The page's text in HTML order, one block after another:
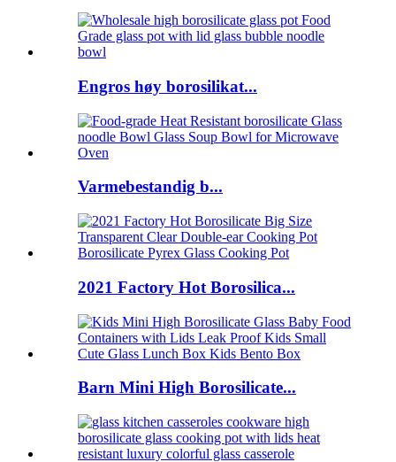
Engros høy borosilikat...
Varmebestandig b...
2021 Factory Hot Borosilica...
Barn Mini High Borosilicate...